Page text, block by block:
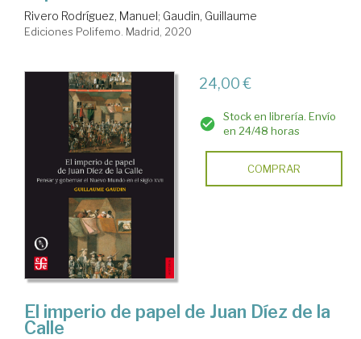
Rivero Rodríguez, Manuel; Gaudin, Guillaume
Ediciones Polifemo. Madrid, 2020
24,00 €
Stock en librería. Envío
en 24/48 horas
COMPRAR
El imperio de papel de Juan Díez de la
Calle